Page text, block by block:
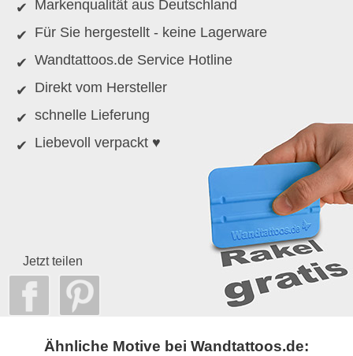
Markenqualität aus Deutschland
Für Sie hergestellt - keine Lagerware
Wandtattoos.de Service Hotline
Direkt vom Hersteller
schnelle Lieferung
Liebevoll verpackt ♥
Jetzt teilen
Ähnliche Motive bei Wandtattoos.de: